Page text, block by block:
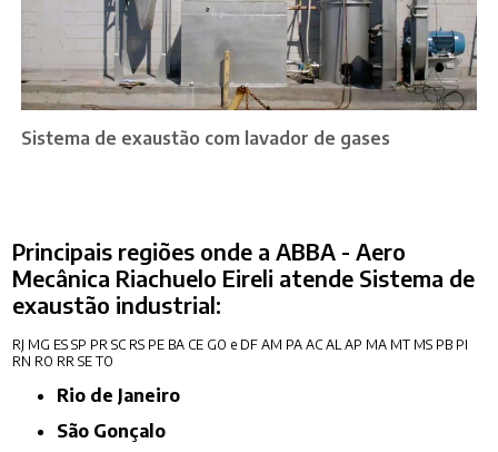
Sistema de exaustão com lavador de gases
Principais regiões onde a ABBA - Aero
Mecânica Riachuelo Eireli atende Sistema de
exaustão industrial:
RJ MG ES SP PR SC RS PE BA CE GO e DF AM PA AC AL AP MA MT MS PB PI
RN RO RR SE TO
Rio de Janeiro
São Gonçalo